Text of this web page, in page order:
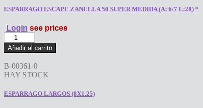
cantidad
ESPARRAGO ESCAPE ZANELLA 50 SUPER MEDIDA (A: 6/7 L:28) *
Login see prices
ESPARRAGO
ESCAPE
ZANELLA
50
SUPER
MEDIDA
6/7
Añadir al carrito
B-00361-0
HAY STOCK
ESPARRAGO LARGOS (8X1.25)